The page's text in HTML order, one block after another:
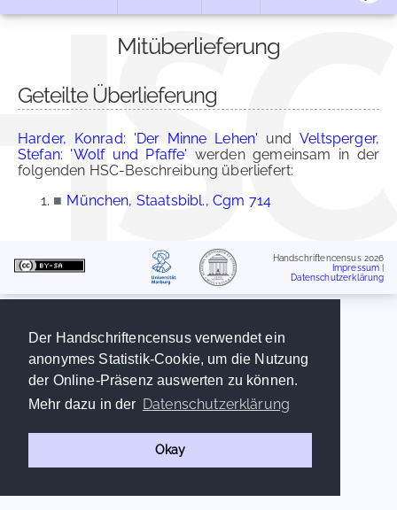
Der Handschriftencensus verwendet ein
anonymes Statistik-Cookie, um die Nutzung
der Online-Präsenz auswerten zu können.
Mehr dazu in der Datenschutzerklärung
Okay
Mitüberlieferung
Geteilte Überlieferung
Harder, Konrad: 'Der Minne Lehen' undVeltsperger,
Stefan: 'Wolf und Pfaffe' werden gemeinsam in der
folgenden HSC-Beschreibung überliefert:
■ München, Staatsbibl., Cgm 714
Handschriftencensus 2026
Impressum
Datenschutzerklärung